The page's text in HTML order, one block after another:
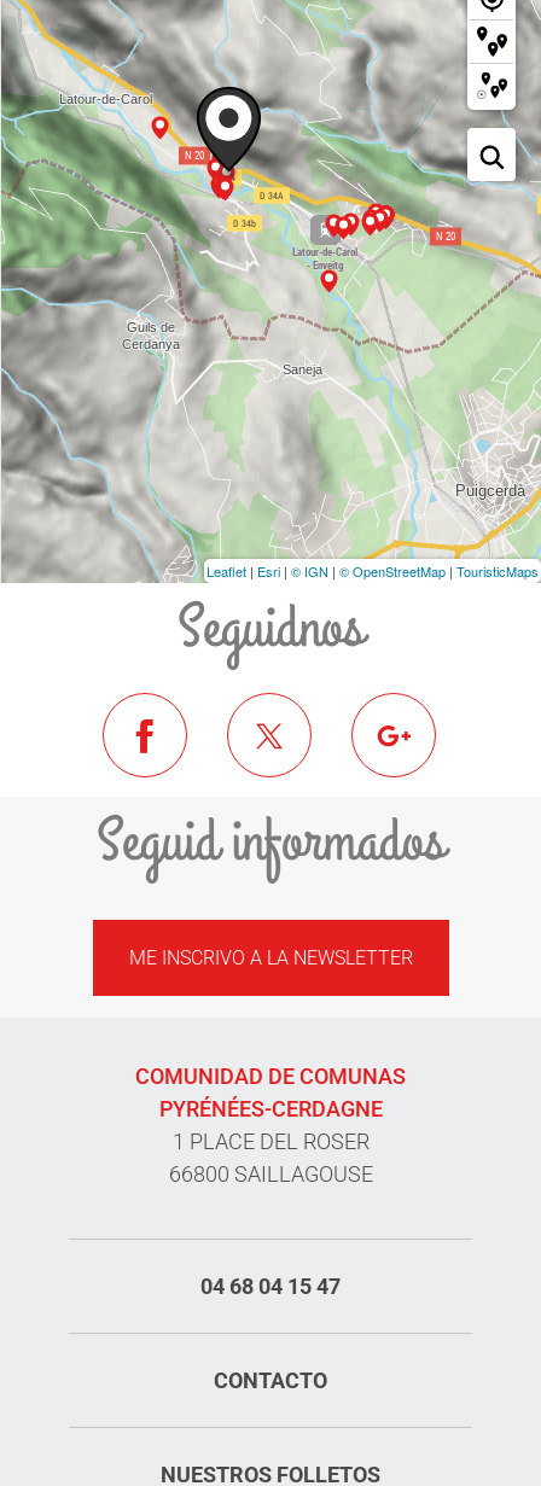
Leaflet | Esri | © IGN | © OpenStreetMap | TouristicMaps
Seguidnos
Seguid informados
ME INSCRIVO A LA NEWSLETTER
COMUNIDAD DE COMUNAS
PYRÉNÉES-CERDAGNE
1 PLACE DEL ROSER
66800 SAILLAGOUSE
04 68 04 15 47
CONTACTO
NUESTROS FOLLETOS